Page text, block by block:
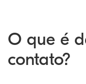
O que é
contato?